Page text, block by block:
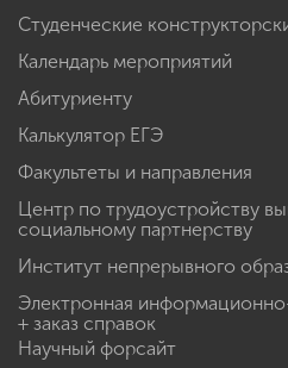
Студенческие
Календарь мероприятий
Абитуриенту
Калькулятор ЕГЭ
Факультеты и направления
Центр по трудоустройству
социальному партнерству
Институт непрерывного
Электронная
+ заказ справок
Научный форсайт